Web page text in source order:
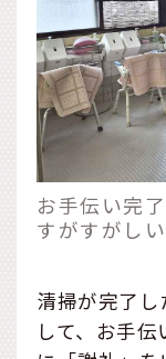
お手伝い完
すがすがし
清掃が完了
して、お手